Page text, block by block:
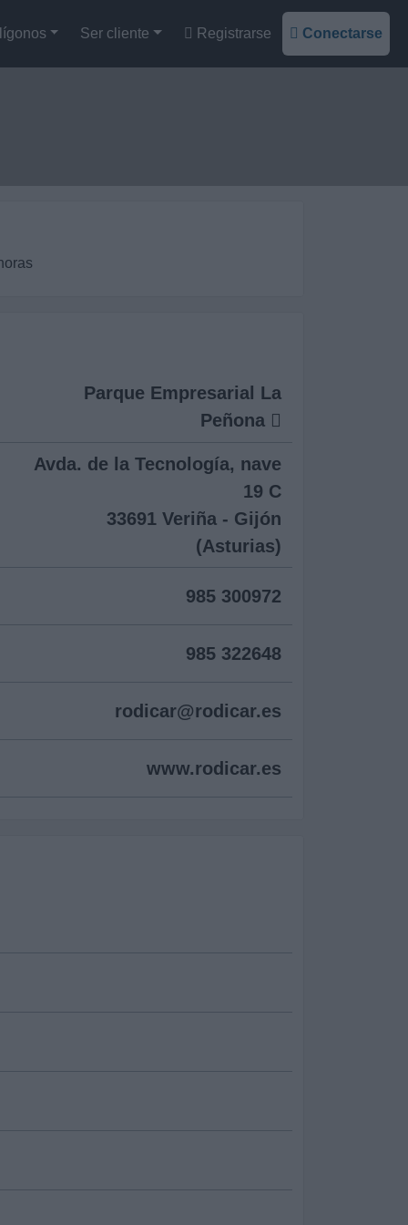
Ser cliente Registrarse Conectarse
Parque Empresarial La
Peñona
Avda. de la Tecnología, nave
19 C
33691 Veriña - Gijón
(Asturias)
985 300972
985 322648
rodicar@rodicar.es
www.rodicar.es